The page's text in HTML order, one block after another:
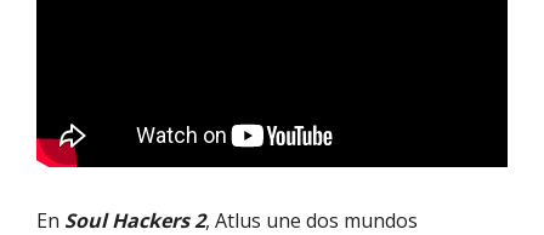
En Soul Hackers 2, Atlus une dos mundos